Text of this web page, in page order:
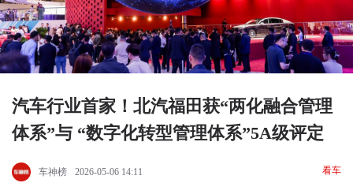
汽车行业首家！北汽福田获“两化融合管理
体系”与 “数字化转型管理体系”5A级评定
车神榜 2026-05-06 14:11 看车